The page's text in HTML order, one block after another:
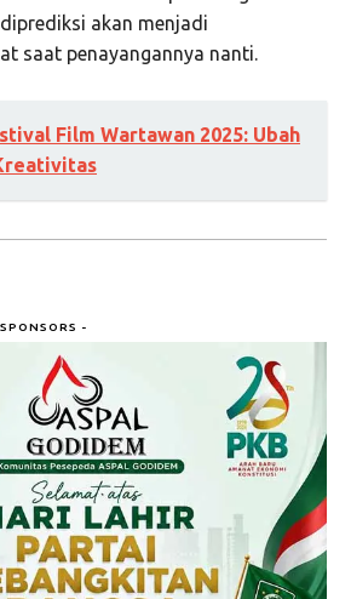
akan menjadi
saat penayangannya nanti.
Film Wartawan 2025: Ubah
-